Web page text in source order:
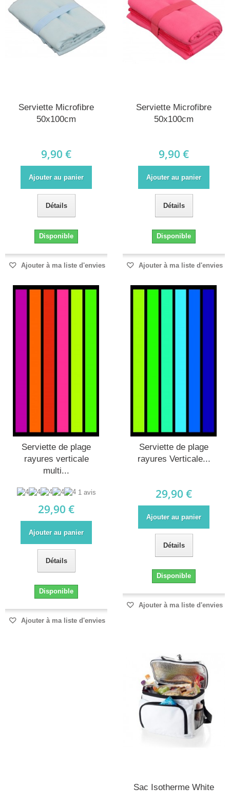
Serviette Microfibre
50x100cm
9,90 €
Ajouter au panier
Détails
Disponible
Ajouter à ma liste d'envies
Serviette Microfibre
50x100cm
9,90 €
Ajouter au panier
Détails
Disponible
Ajouter à ma liste d'envies
Serviette de plage
rayures verticale
multi...
1 avis
29,90 €
Ajouter au panier
Détails
Disponible
Ajouter à ma liste d'envies
Serviette de plage
rayures Verticale...
29,90 €
Ajouter au panier
Détails
Disponible
Ajouter à ma liste d'envies
Sac Isotherme White